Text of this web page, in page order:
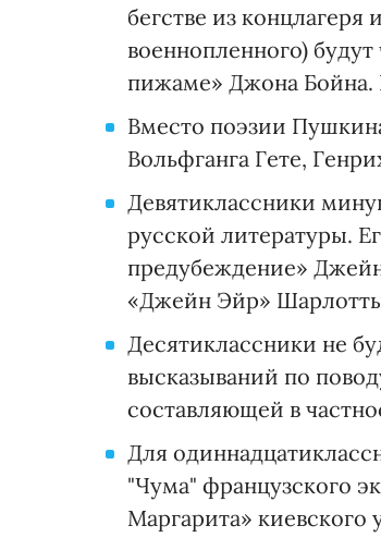
бегстве из
военнопленного)
пижаме» Джона
Вместо поэзии
Вольфганга Гете,
Девятиклассники
русской литературы.
предубеждение»
«Джейн Эйр»
Десятиклассники не
высказываний по
составляющей в
Для
"Чума" французского
Маргарита» киевского